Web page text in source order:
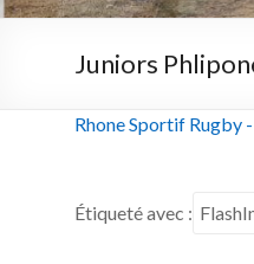
Juniors
Rhone Sportif Rugby
Étiqueté avec :